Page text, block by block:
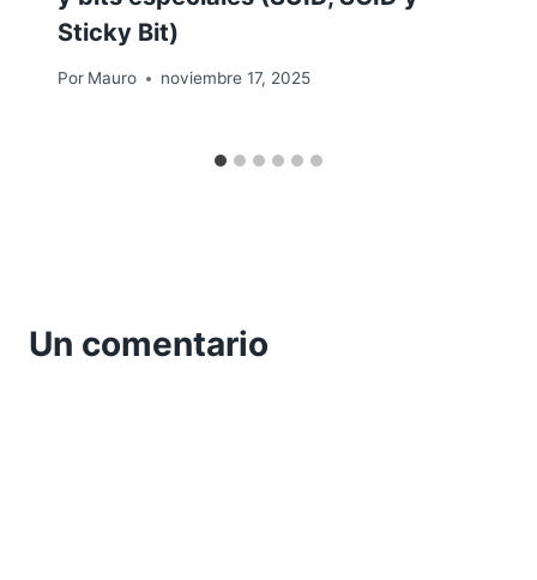
Sticky Bit)
Por Mauro noviembre 17, 2025
Un comentario